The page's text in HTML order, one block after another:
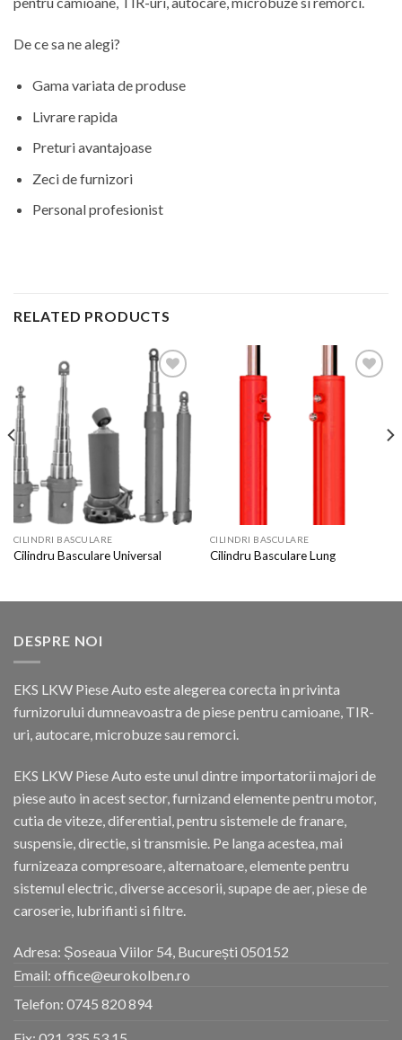
De ce sa ne alegi?
Gama variata de produse
Livrare rapida
Preturi avantajoase
Zeci de furnizori
Personal profesionist
RELATED PRODUCTS
Add to
Wishlist
CILINDRI BASCULARE
Cilindru Basculare Universal
CILINDRI BASCULARE
Cilindru Basculare Lung
DESPRE NOI
EKS LKW Piese Auto este alegerea corecta in privinta
furnizorului dumneavoastra de piese pentru camioane, TIR-
uri, autocare, microbuze sau remorci.
EKS LKW Piese Auto este unul dintre importatorii majori de
piese auto in acest sector, furnizand elemente pentru motor,
cutia de viteze, diferential, pentru sistemele de franare,
suspensie, directie, si transmisie. Pe langa acestea, mai
furnizeaza compresoare, alternatoare, elemente pentru
sistemul electric, diverse accesorii, supape de aer, piese de
caroserie, lubrifianti si filtre.
Adresa: Șoseaua Viilor 54, București 050152
Email: office@eurokolben.ro
Telefon: 0745 820 894